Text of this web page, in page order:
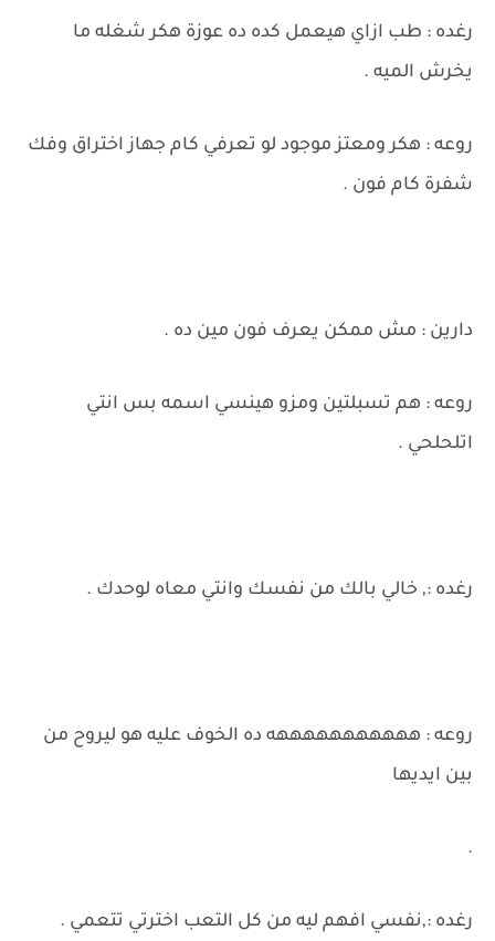
رغده : طب ازاي هيعمل كده ده عوزة هكر شغله ما
يخرش الميه .
روعه : هكر ومعتز موجود لو تعرفي كام جهاز اختراق وفك
شفرة كام فون .
دارين : مش ممكن يعرف فون مين ده .
روعه : هم تسبلتين ومزو هينسي اسمه بس انتي
اتلحلحي .
رغده :, خالي بالك من نفسك وانتي معاه لوحدك .
روعه : هههههههههههه ده الخوف عليه هو ليروح من
بين ايديها
.
رغده :,نفسي افهم ليه من كل التعب اخترتي تتعمي .